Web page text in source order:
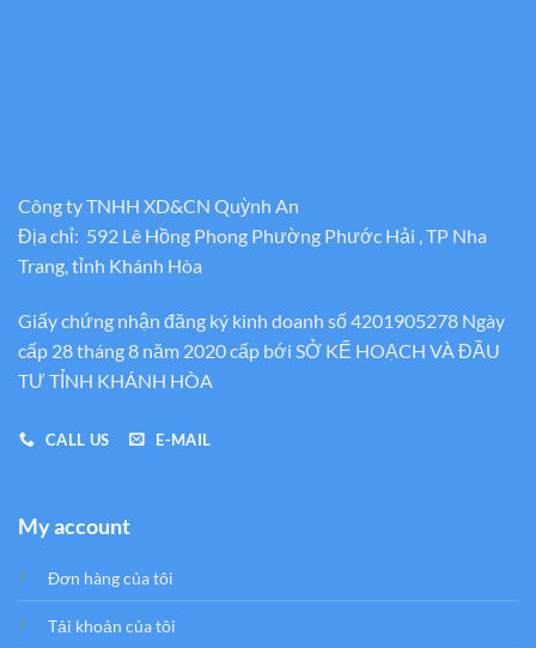
Công ty TNHH XD&CN Quỳnh An
Địa chỉ: 592 Lê Hồng Phong Phường Phước Hải , TP Nha
Trang, tỉnh Khánh Hòa
Giấy chứng nhận đăng ký kinh doanh số 4201905278 Ngày
cấp 28 tháng 8 năm 2020 cấp bới SỞ KẾ HOẠCH VÀ ĐẦU
TƯ TỈNH KHÁNH HÒA
CALL US E-MAIL
My account
Đơn hàng của tôi
Tải khoản của tôi